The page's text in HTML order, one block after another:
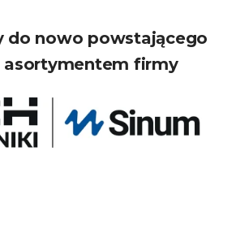
do nowo powstającego
asortymentem firmy